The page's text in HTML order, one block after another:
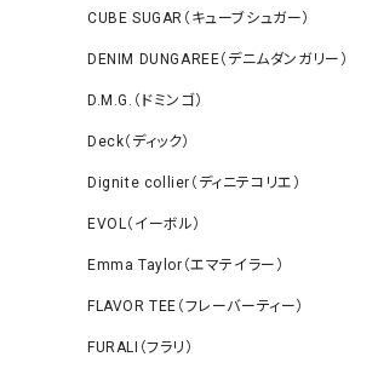
CUBE SUGAR（キューブシュガー）
DENIM DUNGAREE（デニムダンガリー）
D.M.G.（ドミンゴ）
Deck（ディック）
Dignite collier（ディニテコリエ）
EVOL（イーボル）
Emma Taylor（エマテイラー）
FLAVOR TEE（フレーバーティー）
FURALI（フラリ）